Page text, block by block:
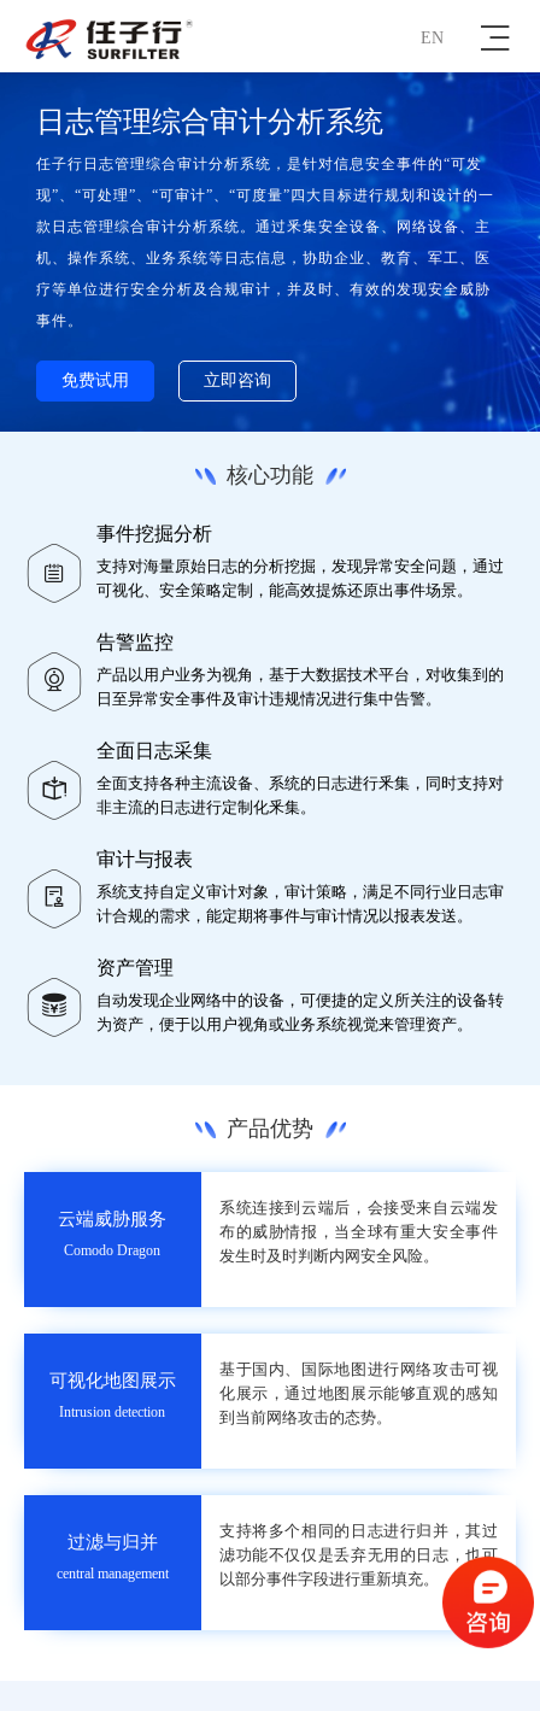
EN
日志管理综合审计分析系统
任子行日志管理综合审计分析系统，是针对信息安全事件的“可发
现”、“可处理”、“可审计”、“可度量”四大目标进行规划和设计的一
款日志管理综合审计分析系统。通过釆集安全设备、网络设备、主
机、操作系统、业务系统等日志信息，协助企业、教育、军工、医
疗等单位进行安全分析及合规审计，并及时、有效的发现安全威胁
事件。
免费试用 立即咨询
核心功能
事件挖掘分析
支持对海量原始日志的分析挖掘，发现异常安全问题，通过
可视化、安全策略定制，能高效提炼还原出事件场景。
告警监控
产品以用户业务为视角，基于大数据技术平台，对收集到的
日至异常安全事件及审计违规情况进行集中告警。
全面日志采集
全面支持各种主流设备、系统的日志进行釆集，同时支持对
非主流的日志进行定制化釆集。
审计与报表
系统支持自定义审计对象，审计策略，满足不同行业日志审
计合规的需求，能定期将事件与审计情况以报表发送。
资产管理
自动发现企业网络中的设备，可便捷的定义所关注的设备转
为资产，便于以用户视角或业务系统视觉来管理资产。
产品优势
云端威胁服务
Comodo Dragon
系统连接到云端后，会接受来自云端发
布的威胁情报，当全球有重大安全事件
发生时及时判断内网安全风险。
可视化地图展示
Intrusion detection
基于国内、国际地图进行网络攻击可视
化展示，通过地图展示能够直观的感知
到当前网络攻击的态势。
过滤与归并
central management
支持将多个相同的日志进行归并，其过
滤功能不仅仅是丢弃无用的日志，也可
以部分事件字段进行重新填充。